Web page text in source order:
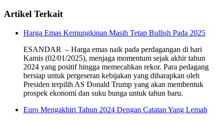
Artikel Terkait
Harga Emas Kemungkinan Masih Tetap Bullish Pada 2025
ESANDAR – Harga emas naik pada perdagangan di hari
Kamis (02/01/2025), menjaga momentum sejak akhir tahun
2024 yang positif hingga memecahkan rekor. Para pedagang
bersiap untuk pergeseran kebijakan yang diharapkan oleh
Presiden terpilih AS Donald Trump yang akan membentuk
prospek ekonomi dan suku bunga untuk tahun baru.
Euro Mengakhiri Tahun 2024 Dengan Catatan Yang Lemah